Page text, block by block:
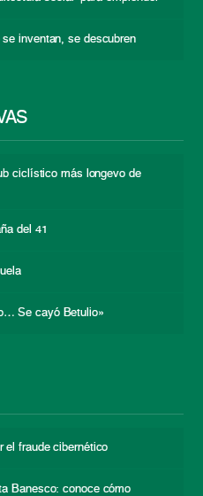
se inventan, se descubren
ciclístico más longevo de
del 41
Se cayó Betulio»
el fraude cibernético
Banesco: conoce cómo